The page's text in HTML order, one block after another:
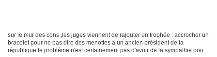
sur le mur des cons ,les juges viennent de rajouter un trophée : accrocher un
bracelet pour ne pas dire des menottes a un ancien président de la
république le probléme n'est certainement pas d'avoir de la sympathie pour